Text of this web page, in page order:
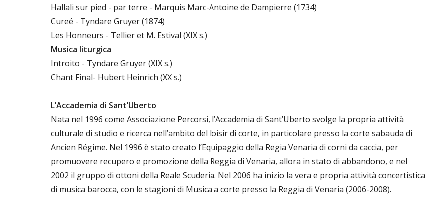
Hallali sur pied - par terre - Marquis Marc-Antoine de Dampierre (1734)
Cureé - Tyndare Gruyer (1874)
Les Honneurs - Tellier et M. Estival (XIX s.)
Musica liturgica
Introito - Tyndare Gruyer (XIX s.)
Chant Final- Hubert Heinrich (XX s.)
L’Accademia di Sant’Uberto
Nata nel 1996 come Associazione Percorsi, l’Accademia di Sant’Uberto svolge la propria attività
culturale di studio e ricerca nell’ambito del loisir di corte, in particolare presso la corte sabauda di
Ancien Régime. Nel 1996 è stato creato l’Equipaggio della Regia Venaria di corni da caccia, per
promuovere recupero e promozione della Reggia di Venaria, allora in stato di abbandono, e nel
2002 il gruppo di ottoni della Reale Scuderia. Nel 2006 ha inizio la vera e propria attività concertistica
di musica barocca, con le stagioni di Musica a corte presso la Reggia di Venaria (2006-2008).